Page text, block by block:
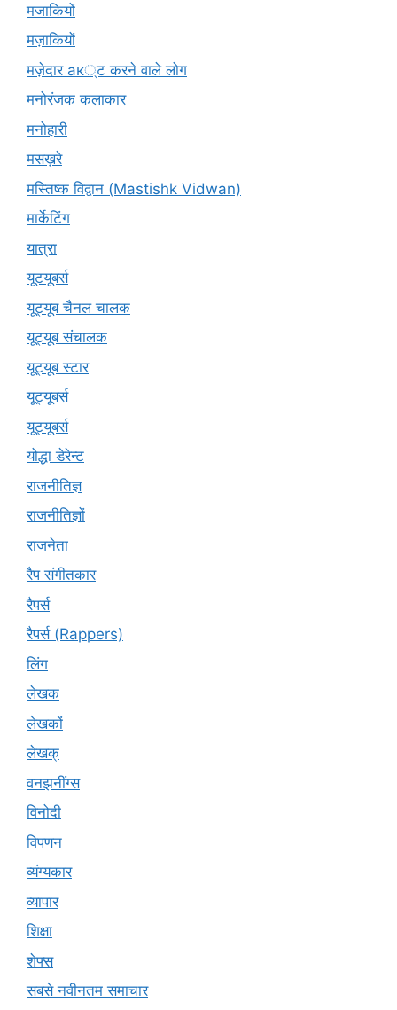
मजाकियों
मज़ाकियों
मज़ेदार ак्ट करने वाले लोग
मनोरंजक कलाकार
मनोहारी
मसख़रे
मस्तिष्क विद्वान (Mastishk Vidwan)
मार्केटिंग
यात्रा
यूटयूबर्स
यूट्यूब चैनल चालक
यूट्यूब संचालक
यूट्यूब स्टार
यूट्‍यूबर्स
यूट्यूबर्स
योद्धा डेरेन्ट
राजनीतिज्ञ
राजनीतिज्ञों
राजनेता
रैप संगीतकार
रैपर्स
रैपर्स (Rappers)
लिंग
लेखक
लेखकों
लेखक्
वनझनींग्स
विनोदी
विपणन
व्यंग्यकार
व्यापार
शिक्षा
शेफ्स
सबसे नवीनतम समाचार